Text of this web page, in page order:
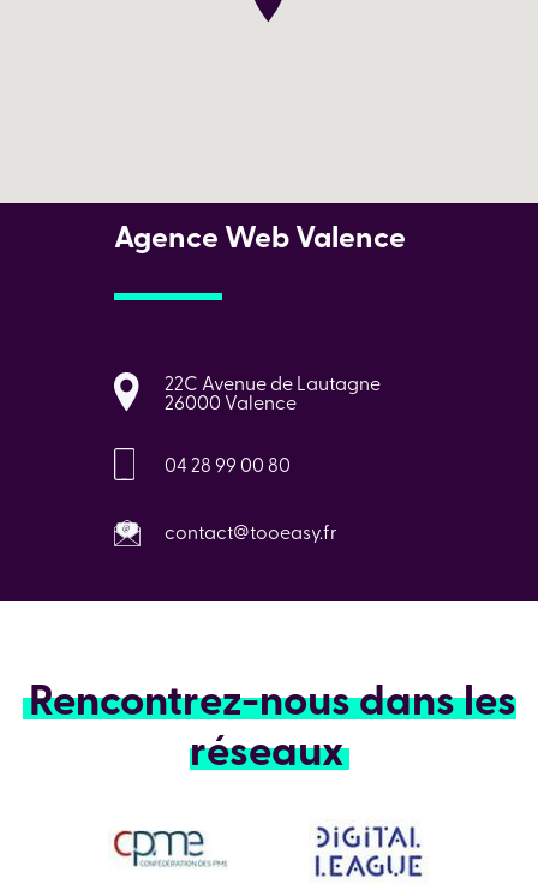
Agence Web Valence
22C Avenue de Lautagne
26000 Valence
04 28 99 00 80
contact@tooeasy.fr
Rencontrez-nous dans les
réseaux